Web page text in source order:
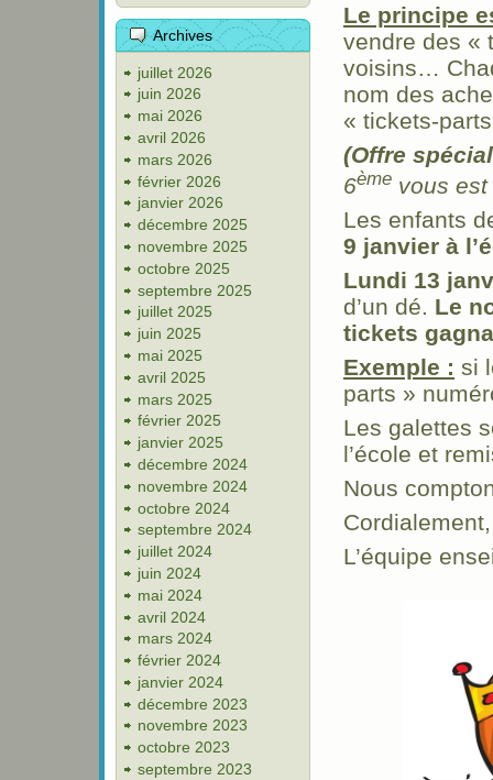
Archives
juillet 2026
juin 2026
mai 2026
avril 2026
mars 2026
février 2026
janvier 2026
décembre 2025
novembre 2025
octobre 2025
septembre 2025
juillet 2025
juin 2025
mai 2025
avril 2025
mars 2025
février 2025
janvier 2025
décembre 2024
novembre 2024
octobre 2024
septembre 2024
juillet 2024
juin 2024
mai 2024
avril 2024
mars 2024
février 2024
janvier 2024
décembre 2023
novembre 2023
octobre 2023
septembre 2023
Le principe
vendre des «
voisins…
nom des
« tickets-
(Offre
6ème vous
Les enfants
9 janvier à
Lundi 13
d’un dé. Le
tickets
Exemple : si
parts »
Les galettes
l’école et
Nous
Cordialement,
L’équipe